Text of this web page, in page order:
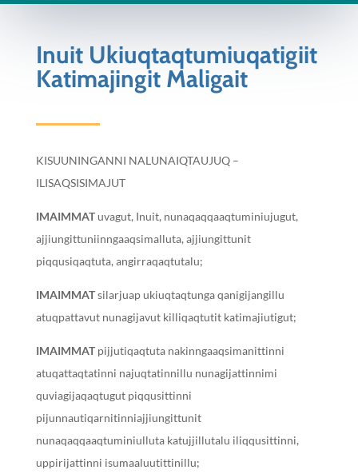
Inuit Ukiuqtaqtumiuqatigiit
Katimajingit Maligait
KISUUNINGANNI NALUNAIQTAUJUQ –
ILISAQSISIMAJUT
IMAIMMATuvagut, Inuit, nunaqaqqaaqtuminiujugut,
ajjiungittuniinngaaqsimalluta, ajjiungittunit
piqqusiqaqtuta, angirraqaqtutalu;
IMAIMMATsilarjuap ukiuqtaqtunga qanigijangillu
atuqpattavut nunagijavut killiqaqtutit katimajiutigut;
IMAIMMATpijjutiqaqtuta nakinngaaqsimanittinni
atuqattaqtatinni najuqtatinnillu nunagijattinnimi
quviagijaqaqtugut piqqusittinni
pijunnautiqarnitinniajjiungittunit
nunaqaqqaaqtuminiulluta katujjillutalu iliqqusittinni,
uppirijattinni isumaaluutittinillu;